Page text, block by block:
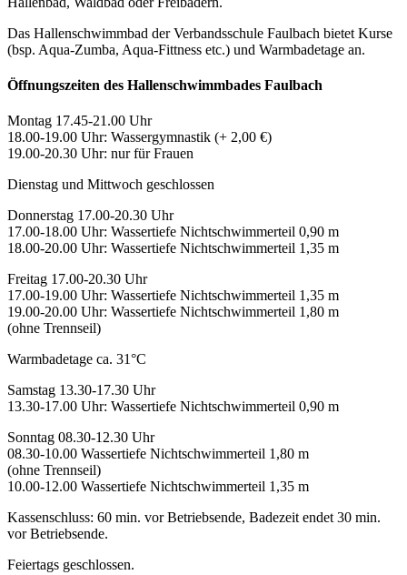
Das Hallenschwimmbad der Verbandsschule Faulbach bietet Kurse
(bsp. Aqua-Zumba, Aqua-Fittness etc.) und Warmbadetage an.
Öffnungszeiten des Hallenschwimmbades Faulbach
Montag 17.45-21.00 Uhr
18.00-19.00 Uhr: Wassergymnastik (+ 2,00 €)
19.00-20.30 Uhr: nur für Frauen
Dienstag und Mittwoch geschlossen
Donnerstag 17.00-20.30 Uhr
17.00-18.00 Uhr: Wassertiefe Nichtschwimmerteil 0,90 m
18.00-20.00 Uhr: Wassertiefe Nichtschwimmerteil 1,35 m
Freitag 17.00-20.30 Uhr
17.00-19.00 Uhr: Wassertiefe Nichtschwimmerteil 1,35 m
19.00-20.00 Uhr: Wassertiefe Nichtschwimmerteil 1,80 m
(ohne Trennseil)
Warmbadetage ca. 31°C
Samstag 13.30-17.30 Uhr
13.30-17.00 Uhr: Wassertiefe Nichtschwimmerteil 0,90 m
Sonntag 08.30-12.30 Uhr
08.30-10.00 Wassertiefe Nichtschwimmerteil 1,80 m
(ohne Trennseil)
10.00-12.00 Wassertiefe Nichtschwimmerteil 1,35 m
Kassenschluss: 60 min. vor Betriebsende, Badezeit endet 30 min.
vor Betriebsende.
Feiertags geschlossen.